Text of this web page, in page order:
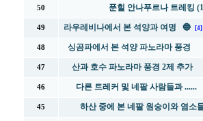
50 푼힐 안나푸르나 트레킹
49 라우레비나에서 본 석양과 여명 🔵 [4]
48 싱곰파에서 본 석양 파노라마 풍경
47 산과 호수 파노라마 풍경 2제 추가
46 다른 트레커 및 네팔 사람들과 ......
45 하산 중에 본 네팔 원숭이와 염소